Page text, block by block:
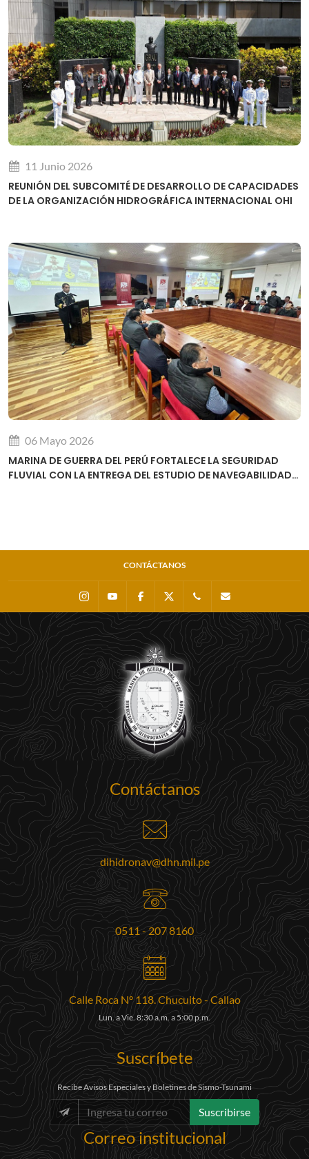
11 Junio 2026
REUNIÓN DEL SUBCOMITÉ DE DESARROLLO DE CAPACIDADES
DE LA ORGANIZACIÓN HIDROGRÁFICA INTERNACIONAL OHI
06 Mayo 2026
MARINA DE GUERRA DEL PERÚ FORTALECE LA SEGURIDAD
FLUVIAL CON LA ENTREGA DEL ESTUDIO DE NAVEGABILIDAD
CONTÁCTANOS
InstagramYoutube Facebook 0511 - 207 8160
Contáctanos
dihidronav@dhn.mil.pe
0511 - 207 8160
Calle Roca N° 118. Chucuito - Callao
Lun. a Vie. 8:30 a.m. a 5:00 p.m.
Suscríbete
Recibe Avisos Especiales y Boletines de Sismo-Tsunami
Suscribirse
Correo institucional